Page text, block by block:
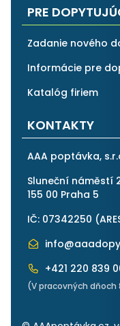
PRE
Zadanie nového
Informácie pre
Katalóg firiem
KONTAKTY
AAA poptávka,
Sluneční náměstí
155 00 Praha 5
IČ: 07342250 (
+421 220 839
(V pracovných dňoch